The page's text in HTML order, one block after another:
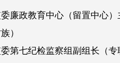
廉政教育中心（留置中心）
）
第七纪检监察组副组长（